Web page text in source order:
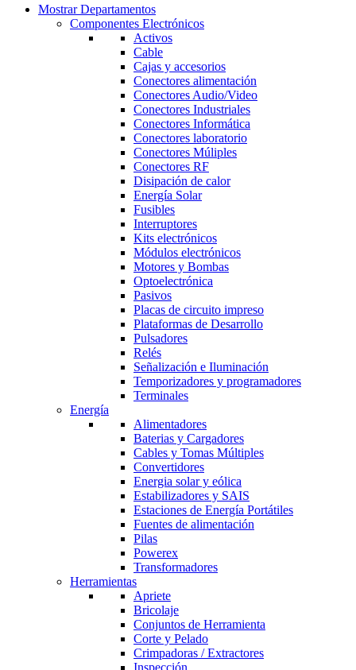
Mostrar Departamentos
Componentes Electrónicos
Activos
Cable
Cajas y accesorios
Conectores alimentación
Conectores Audio/Video
Conectores Industriales
Conectores Informática
Conectores laboratorio
Conectores Múliples
Conectores RF
Disipación de calor
Energía Solar
Fusibles
Interruptores
Kits electrónicos
Módulos electrónicos
Motores y Bombas
Optoelectrónica
Pasivos
Placas de circuito impreso
Plataformas de Desarrollo
Pulsadores
Relés
Señalización e Iluminación
Temporizadores y programadores
Terminales
Energía
Alimentadores
Baterias y Cargadores
Cables y Tomas Múltiples
Convertidores
Energia solar y eólica
Estabilizadores y SAIS
Estaciones de Energía Portátiles
Fuentes de alimentación
Pilas
Powerex
Transformadores
Herramientas
Apriete
Bricolaje
Conjuntos de Herramienta
Corte y Pelado
Crimpadoras / Extractores
Inspección